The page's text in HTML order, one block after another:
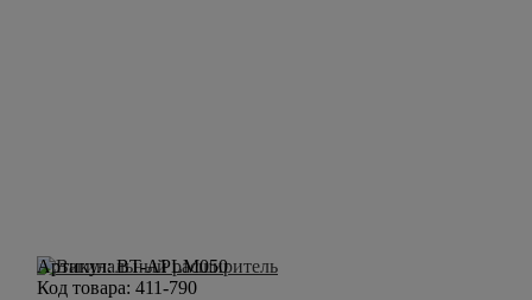
Артикул:BT-APLM050
Код товара: 411-790